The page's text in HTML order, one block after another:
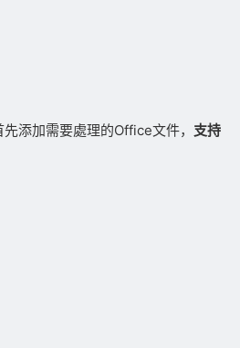
添加需要處理的Office文件， 支持